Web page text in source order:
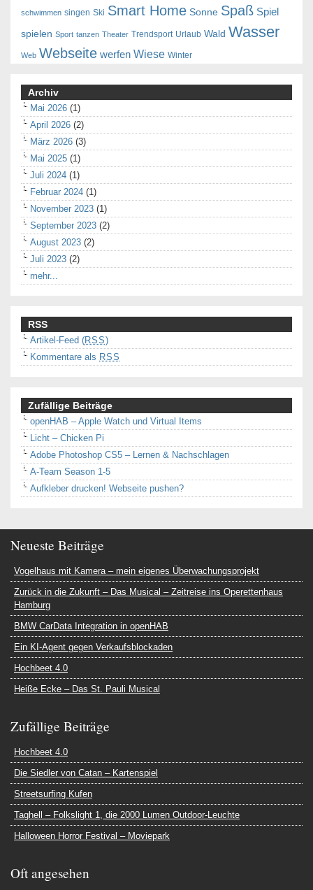
schwimmen singen Ski Smart Home Sonne Spaß Spiel
spielen Sport tanzen Theater Trendsport Urlaub Wald Wasser
Web Webseite werfen Wiese Winter
Archiv
Mai 2026 (1)
April 2026 (2)
März 2026 (3)
Mai 2025 (1)
Juli 2024 (1)
Februar 2024 (1)
November 2023 (1)
September 2023 (2)
August 2023 (2)
Juli 2023 (2)
mehr...
RSS
Artikel-Feed (RSS)
Kommentare als RSS
Zufällige Beiträge
openHAB – Apple Watch und Virtual Items
Licht – Chicken Pi
Adobe Photoshop CS5 – Lernen & Nachschlagen
A-Team Season 1-5
Aufkleber drucken! Webseite pushen?
Neueste Beiträge
Vogelhaus mit Kamera – mein eigenes Überwachungsprojekt
Zurück in die Zukunft – Das Musical – Zeitreise ins Operettenhaus
Hamburg
BMW CarData Integration in openHAB
Ein KI-Agent gegen Verkaufsblockaden
Hochbeet 4.0
Heiße Ecke – Das St. Pauli Musical
Zufällige Beiträge
Hochbeet 4.0
Die Siedler von Catan – Kartenspiel
Streetsurfing Kufen
Taghell – Folkslight 1, die 2000 Lumen Outdoor-Leuchte
Halloween Horror Festival – Moviepark
Oft angesehen